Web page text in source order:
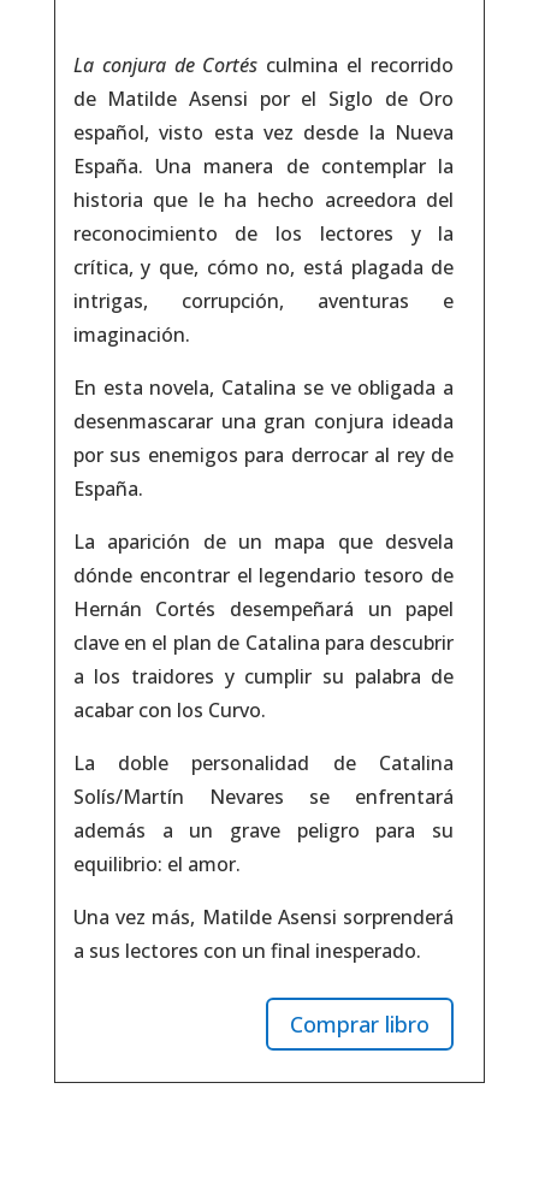
La conjura de Cortés culmina el recorrido
de Matilde Asensi por el Siglo de Oro
español, visto esta vez desde la Nueva
España. Una manera de contemplar la
historia que le ha hecho acreedora del
reconocimiento de los lectores y la
crítica, y que, cómo no, está plagada de
intrigas, corrupción, aventuras e
imaginación.
En esta novela, Catalina se ve obligada a
desenmascarar una gran conjura ideada
por sus enemigos para derrocar al rey de
España.
La aparición de un mapa que desvela
dónde encontrar el legendario tesoro de
Hernán Cortés desempeñará un papel
clave en el plan de Catalina para descubrir
a los traidores y cumplir su palabra de
acabar con los Curvo.
La doble personalidad de Catalina
Solís/Martín Nevares se enfrentará
además a un grave peligro para su
equilibrio: el amor.
Una vez más, Matilde Asensi sorprenderá
a sus lectores con un final inesperado.
Comprar libro